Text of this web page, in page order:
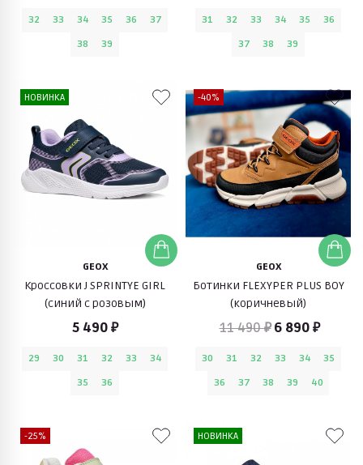
32 33 34 35 36
37
38
39
31 32 33 34 35
36
37
38 39
НОВИНКА
GEOX
Кроссовки J SPRINTYE GIRL
(синий с розовым)
5 490 ₽
29 30 31 32 33
34
35
36
-40%
GEOX
Ботинки FLEXYPER PLUS BOY
(коричневый)
11 490 ₽ 6 890 ₽
30 31 32 33 34
35
36
37 38 39 40
-25% НОВИНКА